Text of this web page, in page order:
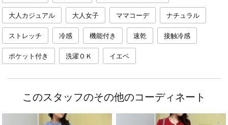
大人カジュアル 大人女子 ママコーデ ナチュラル
ストレッチ 冷感 機能付き 速乾 接触冷感
ポケット付き 洗濯ＯＫ イエベ
このスタッフのその他のコーディネート